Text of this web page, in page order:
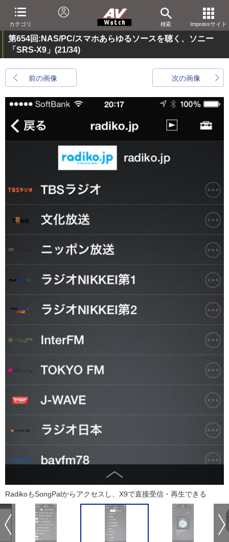
カテゴリ 検索 Impressサイト
第654回:NAS/PC/スマホあらゆるソースを聴く、ソニー
「SRS-X9」 (21/34)
前の画像 次の画像
RadikoもSongPalからアクセスし、X9で直接受信・再生できる